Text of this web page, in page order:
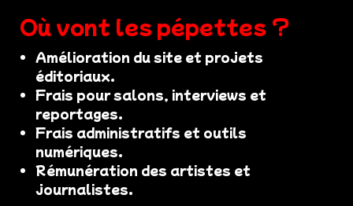
Où vont les pépettes ?
Amélioration du site et projets
éditoriaux.
Frais pour salons, interviews et
reportages.
Frais administratifs et outils
numériques.
Rémunération des artistes et
journalistes.